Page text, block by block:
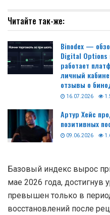
Читайте так-же:
Binodex —
Digital Options
работает
личный
отзывы о
16.07.2026
Артур Хейс
позитивных
09.06.2026
Базовый индекс вырос
мае 2026 года, достигнув
превышен только в
восстановлений после